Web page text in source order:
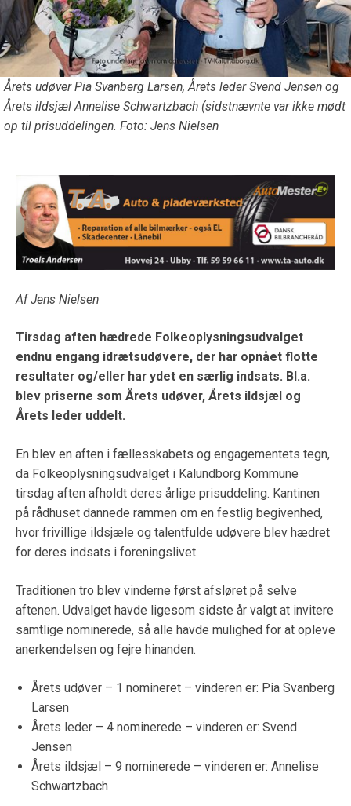
Årets udøver Pia Svanberg Larsen, Årets leder Svend Jensen og
Årets ildsjæl Annelise Schwartzbach (sidstnævnte var ikke mødt
op til prisuddelingen. Foto: Jens Nielsen
Af Jens Nielsen
Tirsdag aften hædrede Folkeoplysningsudvalget
endnu engang idrætsudøvere, der har opnået flotte
resultater og/eller har ydet en særlig indsats. Bl.a.
blev priserne som Årets udøver, Årets ildsjæl og
Årets leder uddelt.
En blev en aften i fællesskabets og engagementets tegn,
da Folkeoplysningsudvalget i Kalundborg Kommune
tirsdag aften afholdt deres årlige prisuddeling. Kantinen
på rådhuset dannede rammen om en festlig begivenhed,
hvor frivillige ildsjæle og talentfulde udøvere blev hædret
for deres indsats i foreningslivet.
Traditionen tro blev vinderne først afsløret på selve
aftenen. Udvalget havde ligesom sidste år valgt at invitere
samtlige nominerede, så alle havde mulighed for at opleve
anerkendelsen og fejre hinanden.
Årets udøver – 1 nomineret – vinderen er: Pia Svanberg
Larsen
Årets leder – 4 nominerede – vinderen er: Svend
Jensen
Årets ildsjæl – 9 nominerede – vinderen er: Annelise
Schwartzbach